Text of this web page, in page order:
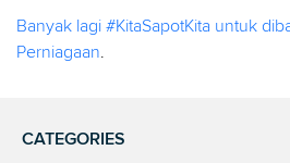
Banyak lagi #KitaSapotKita untuk
Perniagaan.
CATEGORIES